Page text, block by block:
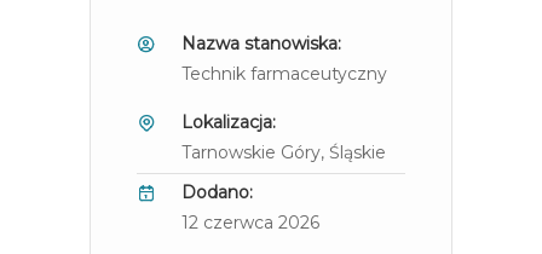
Nazwa stanowiska:
Technik farmaceutyczny
Lokalizacja:
Tarnowskie Góry, Śląskie
Dodano:
12 czerwca 2026